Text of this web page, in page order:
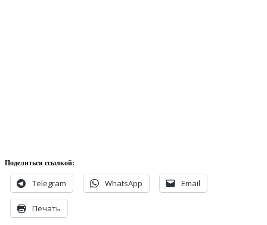
Поделиться ссылкой:
Telegram WhatsApp Email
Печать